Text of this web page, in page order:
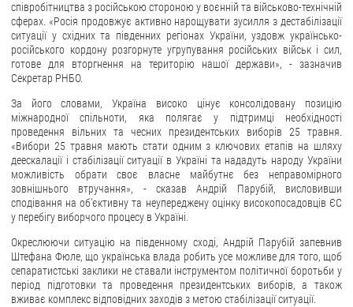
ДОСТУП ДО ПУБЛІЧНОЇ ІНФОРМАЦІЇ
Організація доступу до публічної інформації
Запит на отримання публічної інформації
Облік публічної інформації
Питання запобігання корупції
Публічні закупівлі
Внутрішній аудит
ДЕРЖАВНИЙ РЕЄСТР САНКЦІЙ
співробітництва з російською стороною у воєнній та військово-технічній
сферах. «Росія продовжує активно нарощувати зусилля з дестабілізації
ситуації у східних та південних регіонах України, уздовж українсько-
російського кордону розгорнуте угрупування російських військ і сил,
готове для вторгнення на територію нашої держави», - зазначив
Секретар РНБО.
За його словами, Україна високо цінує консолідовану позицію
міжнародної спільноти, яка полягає у підтримці необхідності
проведення вільних та чесних президентських виборів 25 травня.
«Вибори 25 травня мають стати одним з ключових етапів на шляху
деескалації і стабілізації ситуації в Україні та нададуть народу України
можливість обрати своє власне майбутнє без неправомірного
зовнішнього втручання», - сказав Андрій Парубій, висловивши
сподівання на об'єктивну та неупереджену оцінку високопосадовців ЄС
у перебігу виборчого процесу в Україні.
Окреслюючи ситуацію на південному сході, Андрій Парубій запевнив
Штефана Фюле, що українська влада робить усе можливе для того, щоб
сепаратистські заклики не ставали інструментом політичної боротьби у
період підготовки та проведення президентських виборів, а також
вживає комплекс відповідних заходів з метою стабілізації ситуації.